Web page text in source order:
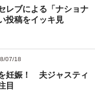
ブによる「ナショナ
投稿をイッキ見
07/18
妊娠！ 夫ジャスティ
目